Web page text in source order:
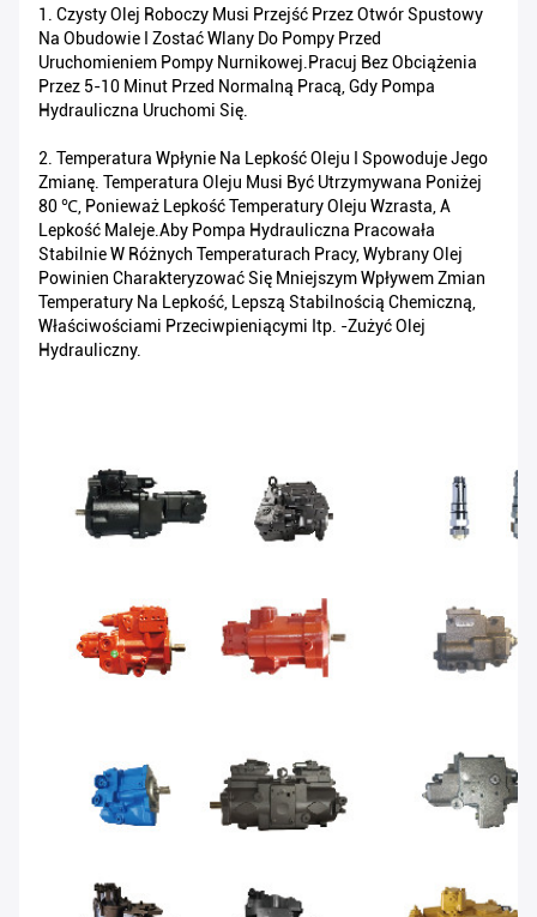
1. Czysty Olej Roboczy Musi Przejść Przez Otwór Spustowy
Na Obudowie I Zostać Wlany Do Pompy Przed
Uruchomieniem Pompy Nurnikowej.Pracuj Bez Obciążenia
Przez 5-10 Minut Przed Normalną Pracą, Gdy Pompa
Hydrauliczna Uruchomi Się.
2. Temperatura Wpłynie Na Lepkość Oleju I Spowoduje Jego
Zmianę. Temperatura Oleju Musi Być Utrzymywana Poniżej
80 ℃, Ponieważ Lepkość Temperatury Oleju Wzrasta, A
Lepkość Maleje.Aby Pompa Hydrauliczna Pracowała
Stabilnie W Różnych Temperaturach Pracy, Wybrany Olej
Powinien Charakteryzować Się Mniejszym Wpływem Zmian
Temperatury Na Lepkość, Lepszą Stabilnością Chemiczną,
Właściwościami Przeciwpieniącymi Itp. -zużyć Olej
Hydrauliczny.